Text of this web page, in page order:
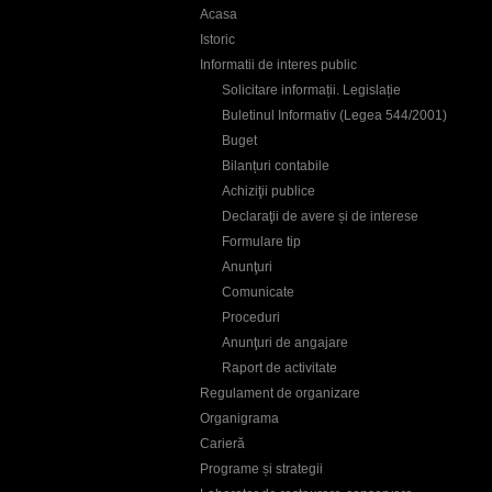
Acasa
Istoric
Informatii de interes public
Solicitare informații. Legislație
Buletinul Informativ (Legea 544/2001)
Buget
Bilanțuri contabile
Achiziţii publice
Declaraţii de avere și de interese
Formulare tip
Anunţuri
Comunicate
Proceduri
Anunţuri de angajare
Raport de activitate
Regulament de organizare
Organigrama
Carieră
Programe și strategii